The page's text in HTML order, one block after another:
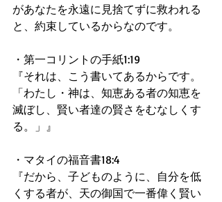
があなたを永遠に見捨てずに救われる
と、約束しているからなのです。
・第一コリントの手紙1:19
『それは、こう書いてあるからです。
「わたし・神は、知恵ある者の知恵を
滅ぼし、賢い者達の賢さをむなしくす
る。」』
・マタイの福音書18:4
『だから、子どものように、自分を低
くする者が、天の御国で一番偉く賢い